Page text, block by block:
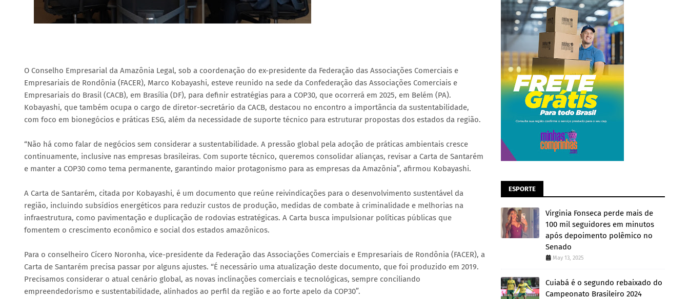
O Conselho Empresarial da Amazônia Legal, sob a coordenação do ex-presidente da Federação das Associações Comerciais e
Empresariais de Rondônia (FACER), Marco Kobayashi, esteve reunido na sede da Confederação das Associações Comerciais e
Empresariais do Brasil (CACB), em Brasília (DF), para definir estratégias para a COP30, que ocorrerá em 2025, em Belém (PA).
Kobayashi, que também ocupa o cargo de diretor-secretário da CACB, destacou no encontro a importância da sustentabilidade,
com foco em bionegócios e práticas ESG, além da necessidade de suporte técnico para estruturar propostas dos estados da região.
“Não há como falar de negócios sem considerar a sustentabilidade. A pressão global pela adoção de práticas ambientais cresce
continuamente, inclusive nas empresas brasileiras. Com suporte técnico, queremos consolidar alianças, revisar a Carta de Santarém
e manter a COP30 como tema permanente, garantindo maior protagonismo para as empresas da Amazônia”, afirmou Kobayashi.
A Carta de Santarém, citada por Kobayashi, é um documento que reúne reivindicações para o desenvolvimento sustentável da
região, incluindo subsídios energéticos para reduzir custos de produção, medidas de combate à criminalidade e melhorias na
infraestrutura, como pavimentação e duplicação de rodovias estratégicas. A Carta busca impulsionar políticas públicas que
fomentem o crescimento econômico e social dos estados amazônicos.
Para o conselheiro Cícero Noronha, vice-presidente da Federação das Associações Comerciais e Empresariais de Rondônia (FACER), a
Carta de Santarém precisa passar por alguns ajustes. “É necessário uma atualização deste documento, que foi produzido em 2019.
Precisamos considerar o atual cenário global, as novas inclinações comerciais e tecnológicas, sempre conciliando
empreendedorismo e sustentabilidade, alinhados ao perfil da região e ao forte apelo da COP30”.
ESPORTE
Virginia Fonseca perde mais de
100 mil seguidores em minutos
após depoimento polêmico no
Senado
May 13, 2025
Cuiabá é o segundo rebaixado do
Campeonato Brasileiro 2024